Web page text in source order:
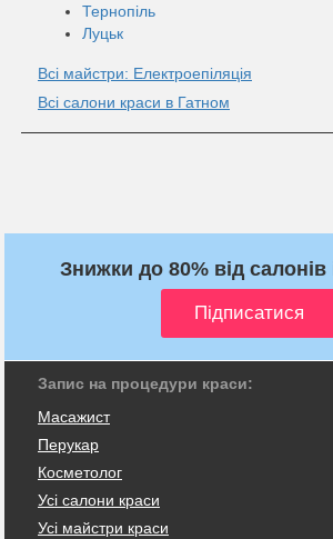
Тернопіль
Луцьк
Всі майстри: Електроепіляція
Всі салони краси в Гатном
Знижки до 80% від салонів
Запис на процедури краси:
Масажист
Перукар
Косметолог
Усі салони краси
Усі майстри краси